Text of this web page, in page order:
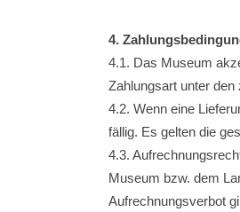
4.
4.1. Das Museum
Zahlungsart unter
4.2. Wenn eine
fällig. Es gelten die
4.3.
Museum bzw. dem
Aufrechnungsverbot